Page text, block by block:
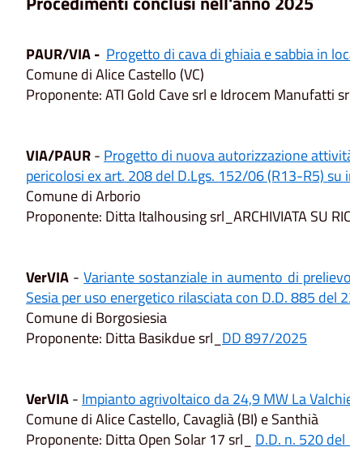
PAUR/VIA - Progetto di cava di ghiaia e sabbia in
Comune di Alice Castello (VC)
Proponente: ATI Gold Cave srl e Idrocem Manufatti srl
VIA/PAUR- Progetto di nuova autorizzazione
pericolosi ex art. 208 del D.Lgs. 152/06 (R13-R5)
Comune di Arborio
Proponente: Ditta Italhousing srl_ARCHIVIATA SU
VerVIA -Variante sostanziale in aumento di
Sesia per uso energetico rilasciata con D.D. 885
Comune di Borgosiesia
Proponente: Ditta Basikdue srl_ DD 897/2025
VerVIA- Impianto agrivoltaico da 24,9 MW La
Comune di Alice Castello, Cavaglià (BI) e Santhià
Proponente: Ditta Open Solar 17 srl_ D.D. n. 520